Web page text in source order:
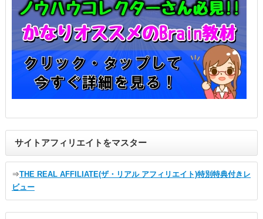
サイトアフィリエイトをマスター
⇒THE REAL AFFILIATE(ザ・リアル アフィリエイト)特別特典付きレ
ビュー